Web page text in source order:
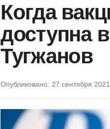
Когда
доступна
Тугжанов
Опубликовано: 27 сентября